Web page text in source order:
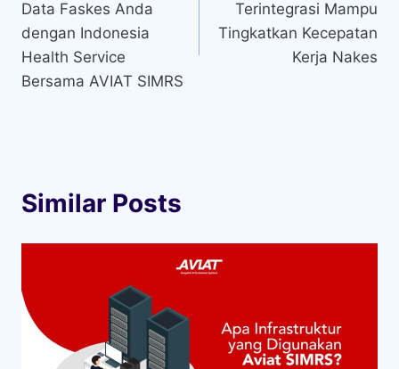
Data Faskes Anda
dengan Indonesia
Health Service
Bersama AVIAT SIMRS
Terintegrasi Mampu
Tingkatkan Kecepatan
Kerja Nakes
Similar Posts